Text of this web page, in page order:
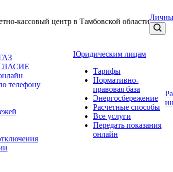
кассовый центр в Тамбовской области
телефону
Юридическим лицам
Тарифы
Нормативно-
правовая база
Энергосбережение
Расчетные способы
Все услуги
Передать показания
онлайн